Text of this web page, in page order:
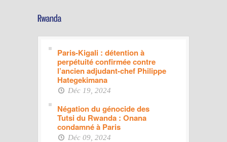
Paris-Kigali : détention à
perpétuité confirmée contre
l’ancien adjudant-chef Philippe
Hategekimana
Déc 19, 2024
Négation du génocide des
Tutsi du Rwanda : Onana
condamné à Paris
Déc 09, 2024